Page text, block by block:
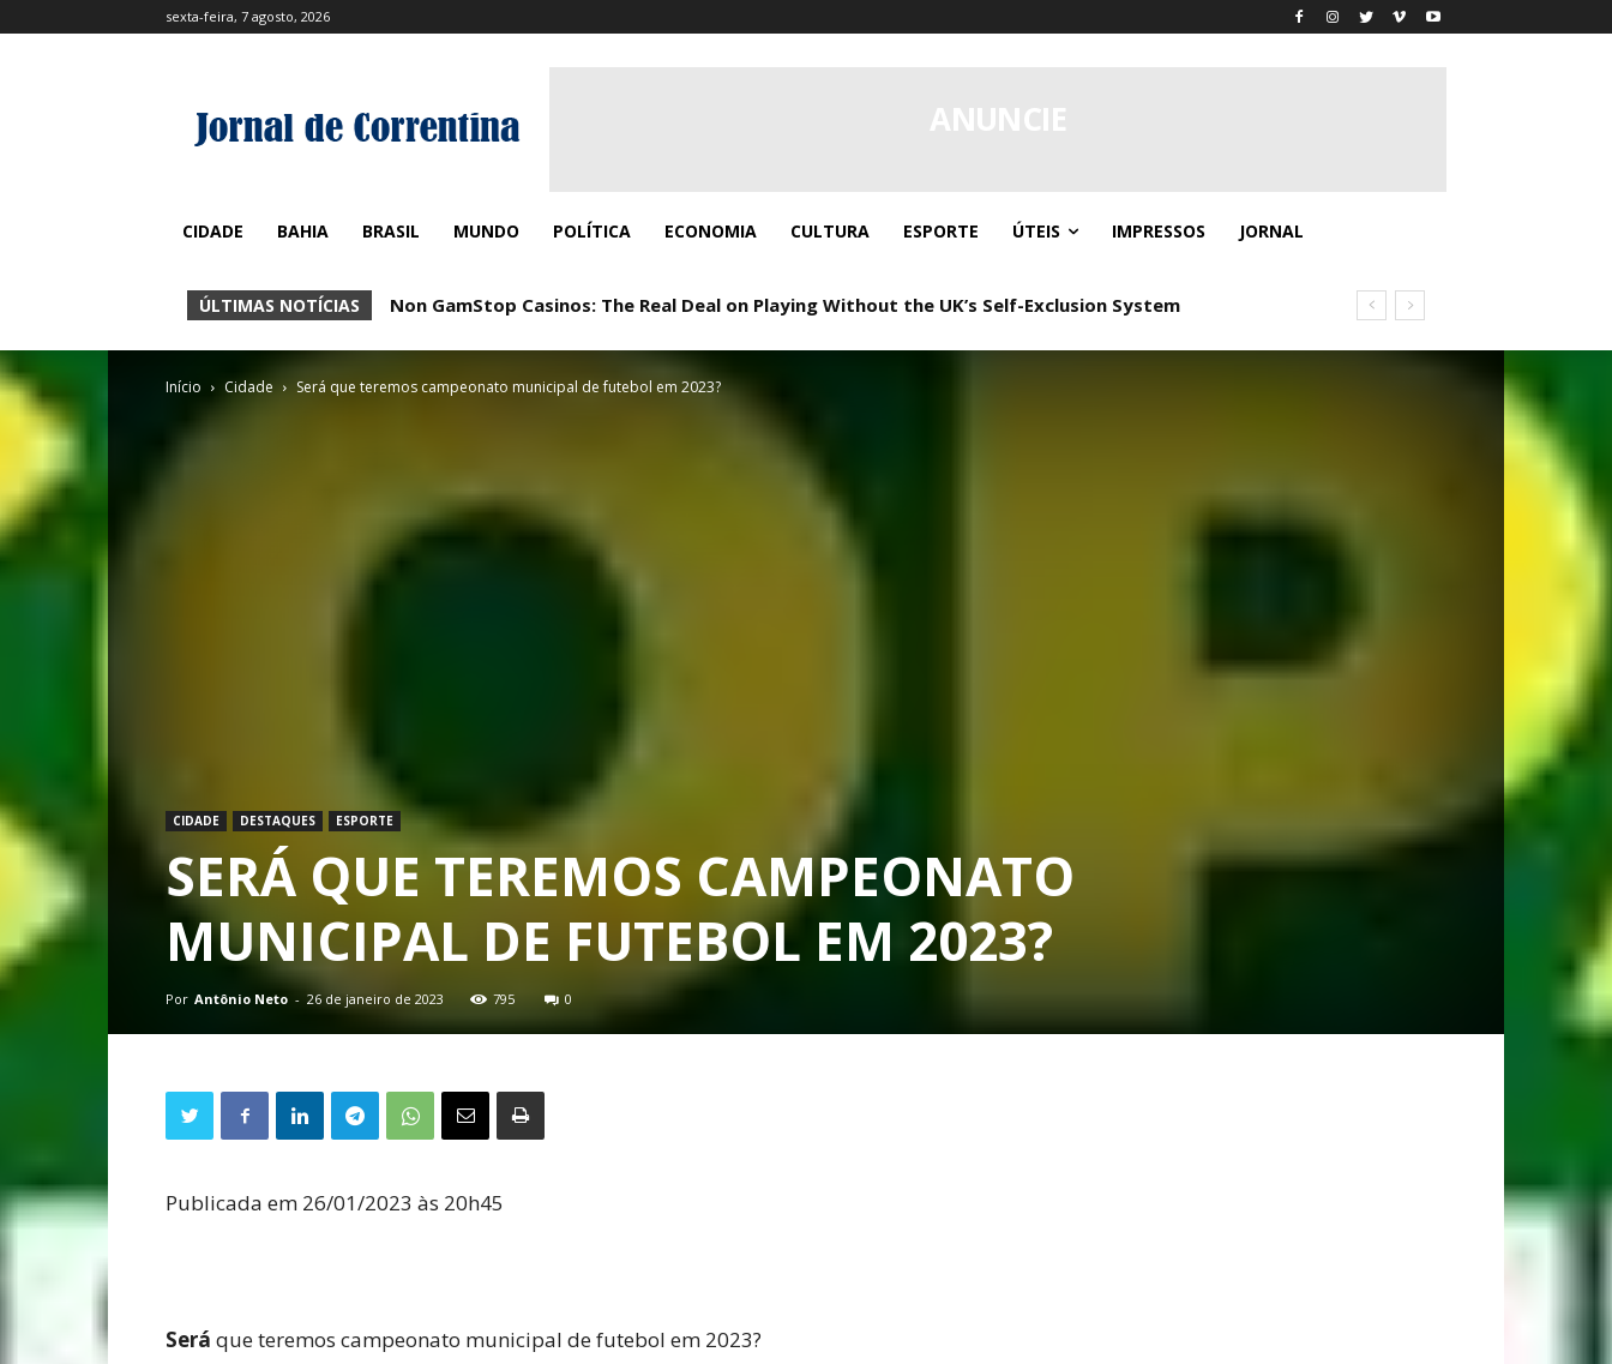
sexta-feira, 7 agosto, 2026
CIDADE BAHIA BRASIL MUNDO POLÍTICA ECONOMIA CULTURA ESPORTE ÚTEIS IMPRESSOS JORNAL
ÚLTIMAS NOTÍCIAS Non GamStop Casinos: The Real Deal on Playing Without the UK’s Self-Exclusion System
No KYC Casinos: Real Play, Zero Paperwork
Início Cidade Será que teremos campeonato municipal de futebol em 2023?
CIDADE DESTAQUES ESPORTE
SERÁ QUE TEREMOS CAMPEONATO
MUNICIPAL DE FUTEBOL EM 2023?
Por Antônio Neto - 26 de janeiro de 2023 795 0
Publicada em 26/01/2023 às 20h45
Será que teremos campeonato municipal de futebol em 2023?